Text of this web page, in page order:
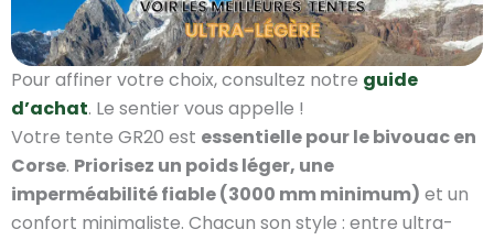
Pour affiner votre choix, consultez notre guide
d’achat. Le sentier vous appelle !
Votre tente GR20 est essentielle pour le bivouac en
Corse. Priorisez un poids léger, une
imperméabilité fiable (3000 mm minimum) et un
confort minimaliste. Chacun son style : entre ultra-